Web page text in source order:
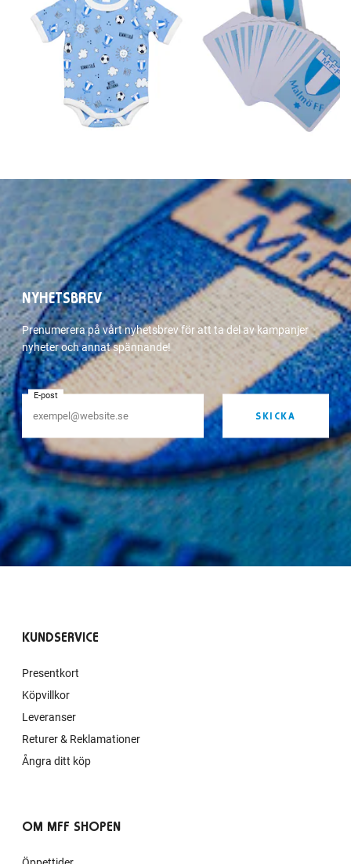
NYHETSBREV
Prenumerera på vårt nyhetsbrev för att ta del av kampanjer
nyheter och annat spännande!
E-post
SKICKA
KUNDSERVICE
Presentkort
Köpvillkor
Leveranser
Returer & Reklamationer
Ångra ditt köp
OM MFF SHOPEN